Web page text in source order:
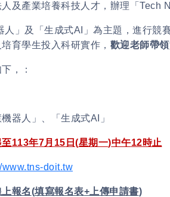
及產業培養科技人才，辦理「 Tech
人」及「生成式AI 」為主題，進行競
育學生投入科研實作， 歡迎老師帶
，：
器人」、「生成式AI 」
113年7月 15 日 (星期一)中午12時止
www.tns-doit.tw
報名(填寫報名表+ 上傳申請書)